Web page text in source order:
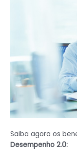
Saiba agora os
Desempenho 2.0: